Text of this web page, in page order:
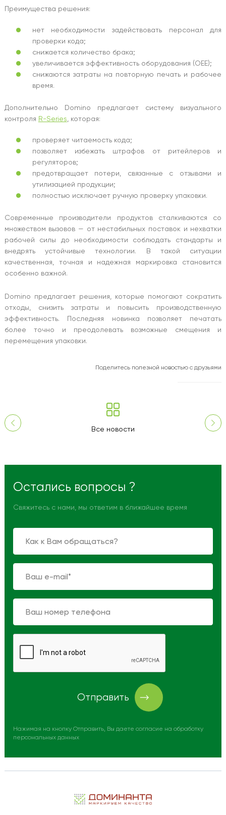
Преимущества решения:
нет необходимости задействовать персонал для
проверки кода;
снижается количество брака;
увеличивается эффективность оборудования (OEE);
снижаются затраты на повторную печать и рабочее
время.
Дополнительно Domino предлагает систему визуального
контроля R-Series , которая:
проверяет читаемость кода;
позволяет избежать штрафов от ритейлеров и
регуляторов;
предотвращает потери, связанные с отзывами и
утилизацией продукции;
полностью исключает ручную проверку упаковки.
Современные производители продуктов сталкиваются со
множеством вызовов — от нестабильных поставок и нехватки
рабочей силы до необходимости соблюдать стандарты и
внедрять устойчивые технологии. В такой ситуации
качественная, точная и надежная маркировка становится
особенно важной.
Domino предлагает решения, которые помогают сократить
отходы, снизить затраты и повысить производственную
эффективность. Последняя новинка позволяет печатать
более точно и преодолевать возможные смещения и
перемещения упаковки.
Поделитесь полезной новостью с друзьями
Все новости
Остались вопросы ?
Свяжитесь с нами, мы ответим в ближайшее время
Отправить
Нажимая на кнопку Отправить, Вы даете согласие на обработку
персональных данных